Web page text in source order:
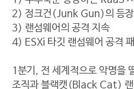
2) 정크건(Junk Gun)의 등장
3) 랜섬웨어의 공격 지속
4) ESXi 타깃 랜섬웨어 공격
1분기, 전 세계적으로 악명을
조직과 블랙캣(Black Cat) 랜